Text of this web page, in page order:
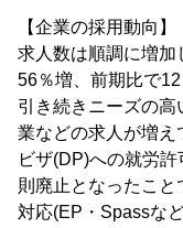
【企業の採用動向】
求人数は順調に増
56％増、前期比で
引き続きニーズの
業などの求人が増
ビザ(DP)への就労
則廃止となったこ
対応(EP・Spassな